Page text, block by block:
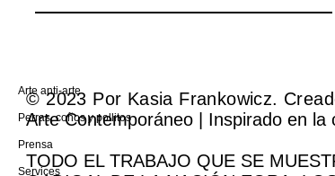
Arte anti-arte
Perras, coños y pollitos
Prensa
Services
© 2023 Por Kasia Frankowicz.
Arte Contemporáneo | Inspirado en
TODO EL TRABAJO QUE SE